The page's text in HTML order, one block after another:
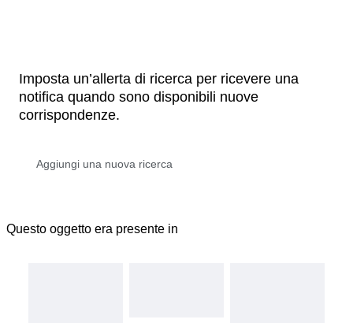
Imposta un’allerta di ricerca per ricevere una
notifica quando sono disponibili nuove
corrispondenze.
Questo oggetto era presente in